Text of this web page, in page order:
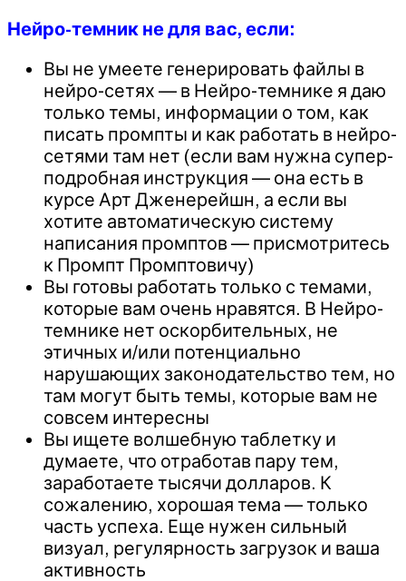
Нейро-темник не для вас, если:
Вы не умеете генерировать файлы в
нейро-сетях — в Нейро-темнике я даю
только темы, информации о том, как
писать промпты и как работать в нейро-
сетями там нет (если вам нужна супер-
подробная инструкция — она есть в
курсе Арт Дженерейшн, а если вы
хотите автоматическую систему
написания промптов — присмотритесь
к Промпт Промптовичу)
Вы готовы работать только с темами,
которые вам очень нравятся. В Нейро-
темнике нет оскорбительных, не
этичных и/или потенциально
нарушающих законодательство тем, но
там могут быть темы, которые вам не
совсем интересны
Вы ищете волшебную таблетку и
думаете, что отработав пару тем,
заработаете тысячи долларов. К
сожалению, хорошая тема — только
часть успеха. Еще нужен сильный
визуал, регулярность загрузок и ваша
активность